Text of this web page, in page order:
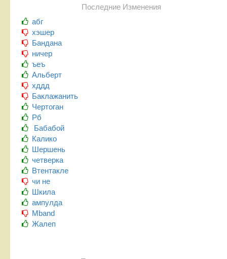
Последние Изменения
абг
хэшер
Бандана
ничер
ъеъ
Альберт
хддд
Баклажанить
Чертоган
Рб
Бабабой
Калико
Шершень
четверка
Втентакле
чи не
Шкила
ампулда
Mband
Жалеп